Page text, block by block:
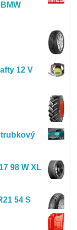
12 V
trubkový
98 W XL
54 S